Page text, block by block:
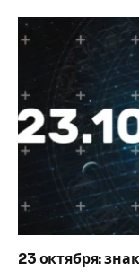
23 октября: